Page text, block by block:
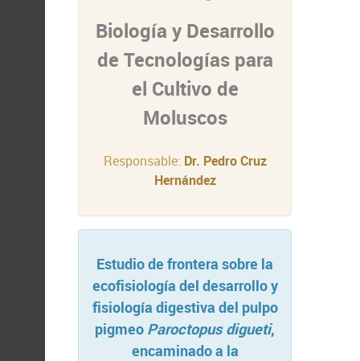
Biología y Desarrollo
de Tecnologías para
el Cultivo de
Moluscos
Responsable: Dr. Pedro Cruz
Hernández
Estudio de frontera sobre la
ecofisiología del desarrollo y
fisiología digestiva del pulpo
pigmeo Paroctopus digueti,
encaminado a la